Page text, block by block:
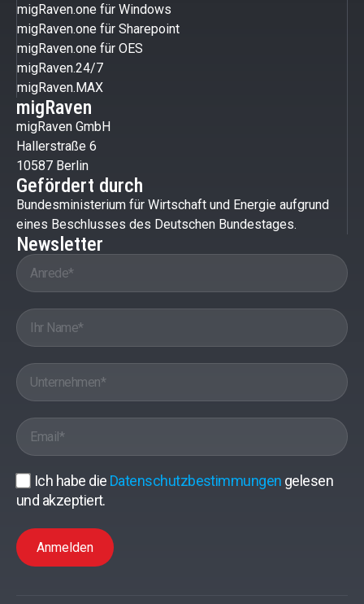
migRaven.one für Windows
migRaven.one für Sharepoint
migRaven.one für OES
migRaven.24/7
migRaven.MAX
migRaven
migRaven GmbH
Hallerstraße 6
10587 Berlin
Gefördert durch
Bundesministerium für Wirtschaft und Energie aufgrund
eines Beschlusses des Deutschen Bundestages.
Newsletter
Ich habe die Datenschutzbestimmungen gelesen
und akzeptiert.
Anmelden